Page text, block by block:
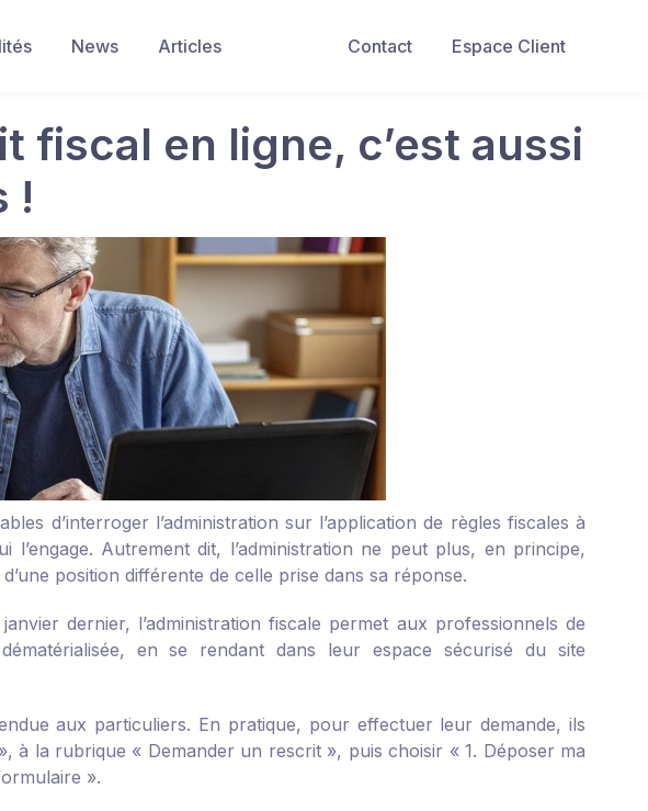
Contact
Espace Client
News Articles
fiscal en ligne, c’est aussi
!
d’interroger l’administration sur l’application de règles fiscales à
Autrement dit, l’administration ne peut plus, en principe,
position différente de celle prise dans sa réponse.
dernier, l’administration fiscale permet aux professionnels de
en se rendant dans leur espace sécurisé du site
aux particuliers. En pratique, pour effectuer leur demande, ils
à la rubrique « Demander un rescrit », puis choisir « 1. Déposer ma
».